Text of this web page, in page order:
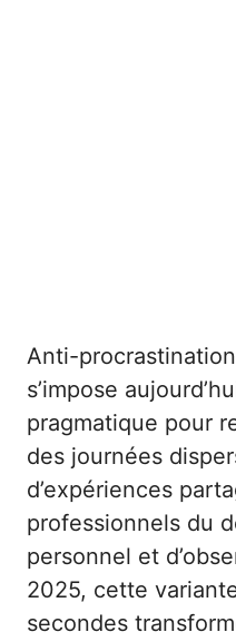
Anti-
s’impose
pragmatique pour
des journées
d’expériences
professionnels du
personnel et
2025, cette
secondes